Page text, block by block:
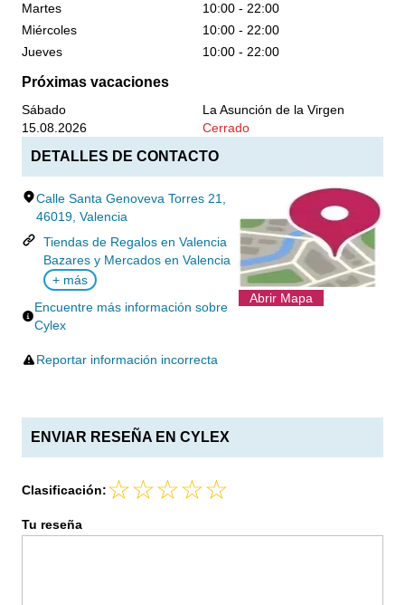
Martes
10:00 - 22:00
Miércoles
10:00 - 22:00
Jueves
10:00 - 22:00
Próximas vacaciones
Sábado
La Asunción de la Virgen
15.08.2026
Cerrado
DETALLES DE CONTACTO
Calle Santa Genoveva Torres 21,
46019, Valencia
Tiendas de Regalos en Valencia
Bazares y Mercados en Valencia
+ más
Encuentre más información sobre
Cylex
Reportar información incorrecta
Abrir Mapa
ENVIAR RESEÑA EN CYLEX
Clasificación:
Tu reseña